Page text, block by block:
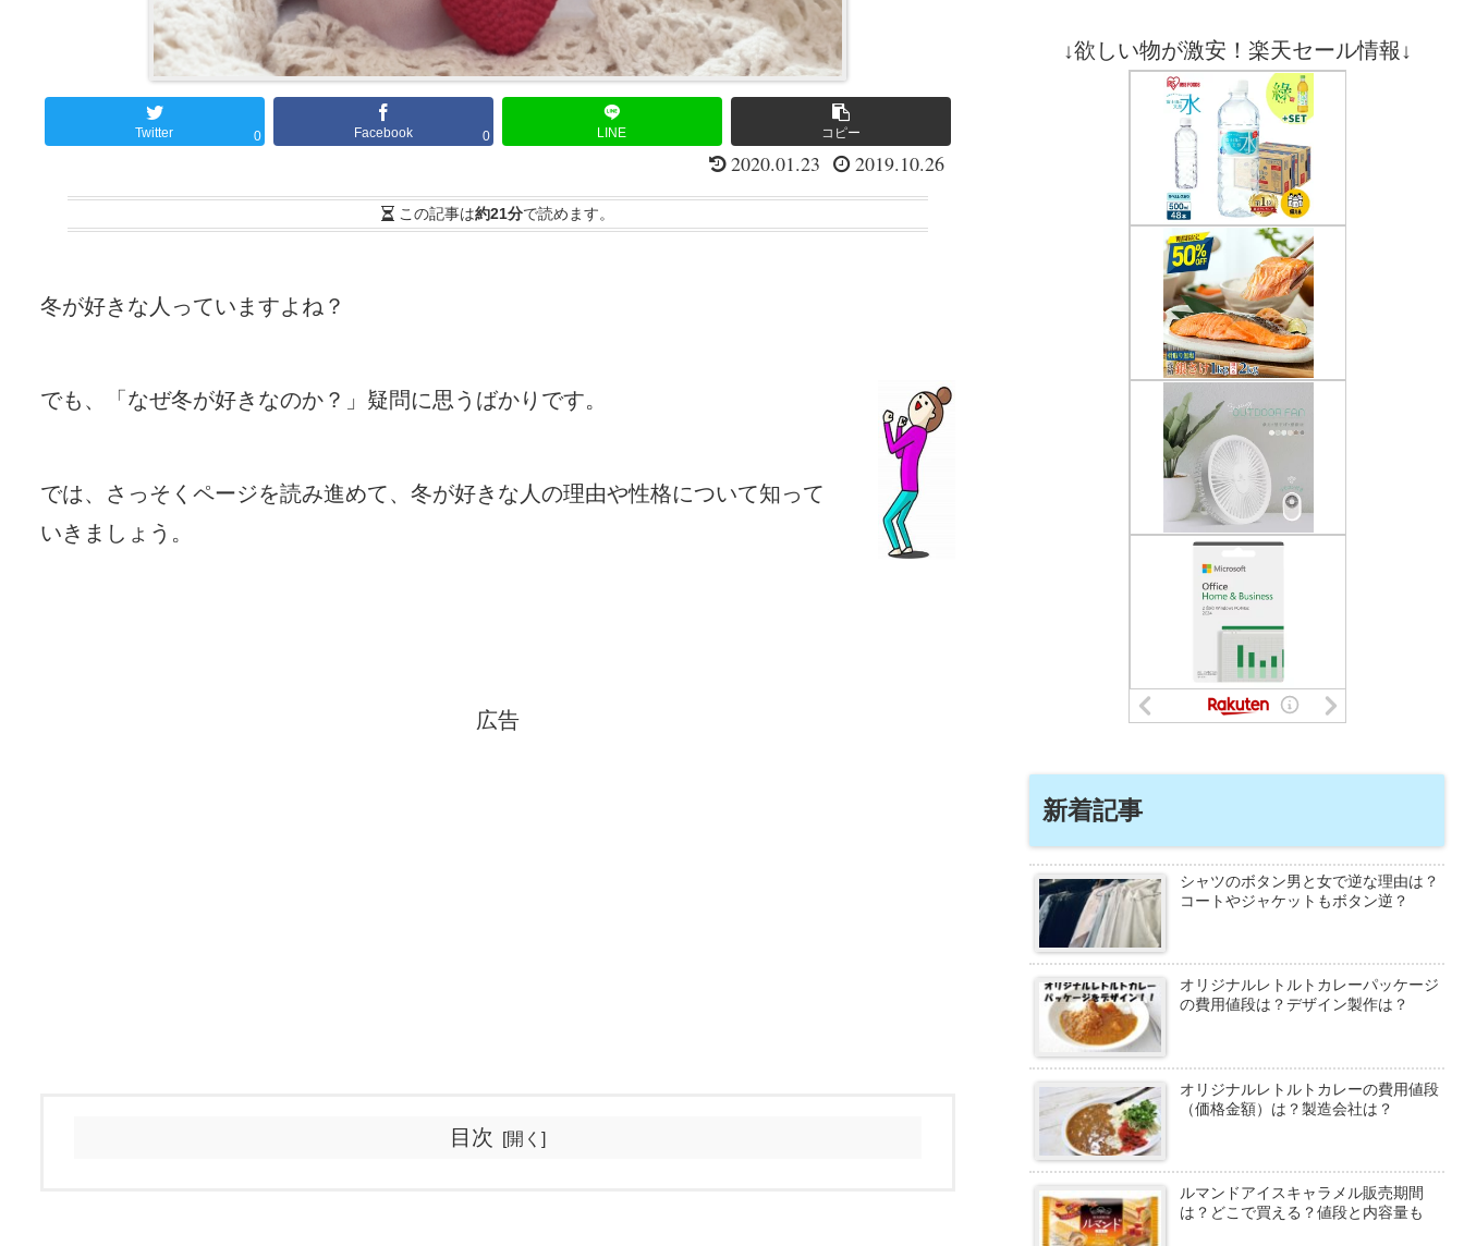
Twitter 0 Facebook 0 LINE コピー
2020.01.23 2019.10.26
この記事は約21分で読めます。
冬が好きな人っていますよね？
でも、「なぜ冬が好きなのか？」疑問に思うばかりです。
では、さっそくページを読み進めて、冬が好きな人の理由や性格について知って
いきましょう。
広告
目次
↓欲しい物が激安！楽天セール情報↓
新着記事
シャツのボタン男と女で逆な理由は？
コートやジャケットもボタン逆？
オリジナルレトルトカレーパッケージ
の費用値段は？デザイン製作は？
オリジナルレトルトカレーの費用値段
（価格金額）は？製造会社は？
ルマンドアイスキャラメル販売期間
は？どこで買える？値段と内容量も